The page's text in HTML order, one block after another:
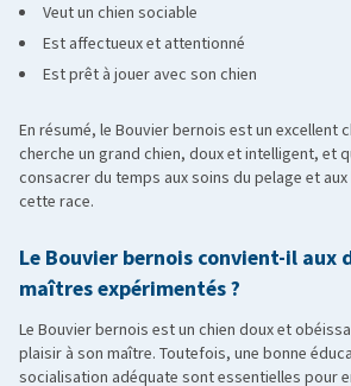
Veut un chien sociable
Est affectueux et attentionné
Est prêt à jouer avec son chien
En résumé, le Bouvier bernois est un excellent
cherche un grand chien, doux et intelligent, et
consacrer du temps aux soins du pelage et
cette race.
Le Bouvier bernois convient-il aux
maîtres expérimentés ?
Le Bouvier bernois est un chien doux et
plaisir à son maître. Toutefois, une bonne
socialisation adéquate sont essentielles pour